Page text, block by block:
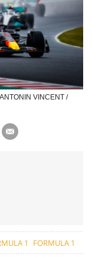
VINCENT /
1 FORMULA 1